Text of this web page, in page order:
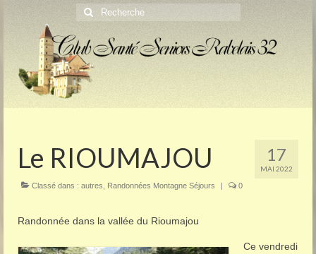
Rechercher
:
17
MAI 2022
Le RIOUMAJOU
Classé dans : autres Randonnées Montagne Séjours | 0
Randonnée dans la vallée du Rioumajou
Ce vendredi